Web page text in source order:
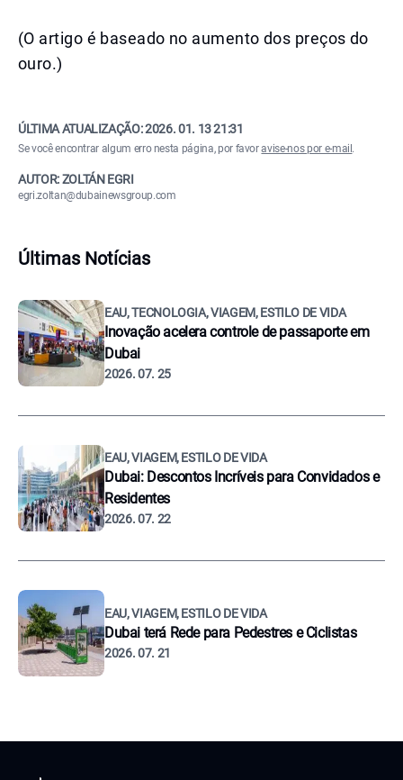
(O artigo é baseado no aumento dos preços do
ouro.)
ÚLTIMA ATUALIZAÇÃO:2026. 01. 13 21:31
Se você encontrar algum erro nesta página, por favoravise-nos por e-mail .
AUTOR: ZOLTÁN EGRI
egri.zoltan@dubainewsgroup.com
Últimas Notícias
EAU, TECNOLOGIA, VIAGEM, ESTILO DE VIDA
Inovação acelera controle de passaporte em
Dubai
2026. 07. 25
EAU, VIAGEM, ESTILO DE VIDA
Dubai: Descontos Incríveis para Convidados e
Residentes
2026. 07. 22
EAU, VIAGEM, ESTILO DE VIDA
Dubai terá Rede para Pedestres e Ciclistas
2026. 07. 21